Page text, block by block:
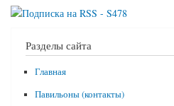
Разделы сайта
Главная
Павильоны (контакты)